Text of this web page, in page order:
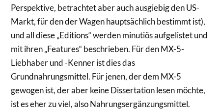
Perspektive, betrachtet aber auch ausgiebig den US-
Markt, für den der Wagen hauptsächlich bestimmt ist),
und all diese „Editions“ werden minutiös aufgelistet und
mit ihren „Features“ beschrieben. Für den MX-5-
Liebhaber und -Kenner ist dies das
Grundnahrungsmittel. Für jenen, der dem MX-5
gewogen ist, der aber keine Dissertation lesen möchte,
ist es eher zu viel, also Nahrungsergänzungsmittel.